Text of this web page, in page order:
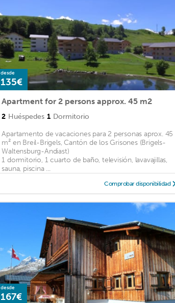
desde
135€
Apartment for 2 persons approx. 45 m2
2 Huéspedes 1 Dormitorio
Apartamento de vacaciones para 2 personas aprox. 45
m² en Breil-Brigels, Cantón de los Grisones (Brigels-
Waltensburg-Andiast)
1 dormitorio, 1 cuarto de baño, televisión, lavavajillas,
sauna, piscina ...
Comprobar disponibilidad
desde
167€